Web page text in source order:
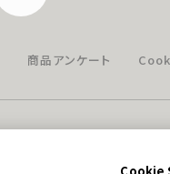
商品アンケート
Cookie